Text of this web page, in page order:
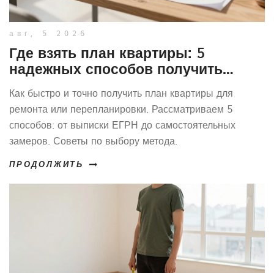
авг, 5 2026
Где взять план квартиры: 5
надежных способов получить
точную схему для ремонта
Как быстро и точно получить план квартиры для
ремонта или перепланировки. Рассматриваем 5
способов: от выписки ЕГРН до самостоятельных
замеров. Советы по выбору метода.
ПРОДОЛЖИТЬ